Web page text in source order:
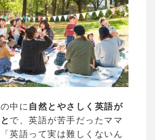
中に 自然とやさしく英語が
で、英語が苦手だったママ
英語って実は難しくないん